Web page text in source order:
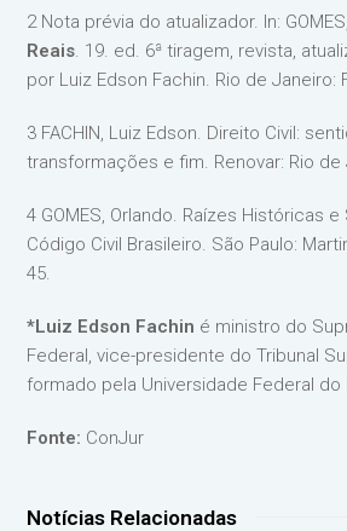
2 Nota prévia do atualizador. In:
Reais. 19. ed. 6ª tiragem, revista,
por Luiz Edson Fachin. Rio de Janeiro:
3 FACHIN, Luiz Edson. Direito Civil:
transformações e fim. Renovar: Rio de
4 GOMES, Orlando. Raízes Históricas
Código Civil Brasileiro. São Paulo:
45.
*Luiz Edson Fachin é ministro do
Federal, vice-presidente do Tribunal
formado pela Universidade Federal do
Fonte: ConJur
Notícias Relacionadas